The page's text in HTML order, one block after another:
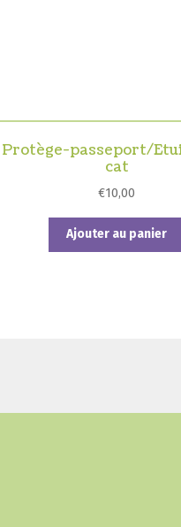
Protège-passeport/
cat
€10,00
Ajouter au panier